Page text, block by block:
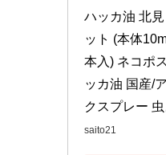
ハッカ油 北
ット (本体
本入) ネコポ
ッカ油 国産/
クスプレー
saito21